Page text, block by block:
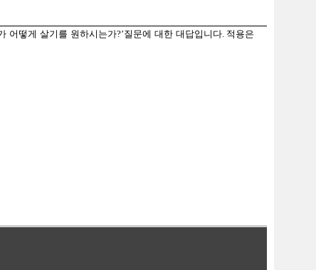
어떻게 살기를 원하시는가?’질문에 대한 대답입니다. 적용은